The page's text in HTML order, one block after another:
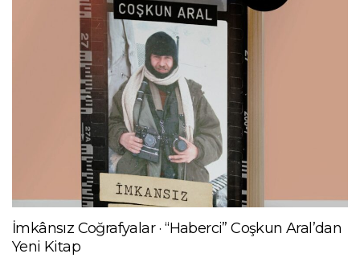
İmkânsız Coğrafyalar · “Haberci” Coşkun Aral’dan
Yeni Kitap